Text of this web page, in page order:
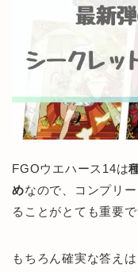
FGOウエハース14は
めなので、コンプリ
ることがとても重要で
もちろん確実な答えは